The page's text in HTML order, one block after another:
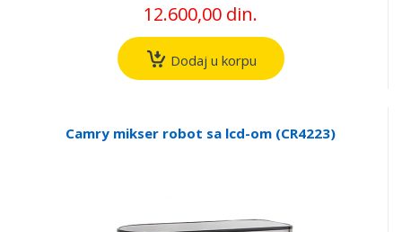
12.600,00 din.
Dodaj u korpu
Camry mikser robot sa lcd-om (CR4223)